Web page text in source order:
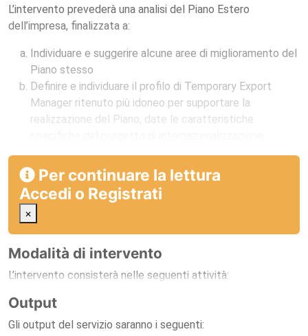
L’intervento prevederà una analisi del Piano Estero
dell’impresa, finalizzata a:
Individuare e suggerire alcune aree di miglioramento del
Piano stesso
Definire e individuare il profilo di Temporary Export
Manager ritenuto più idoneo per supportare la
realizzazione del Piano, date le caratteristiche
Per continuare la lettura
Accedi o Registrati
×
Modalità di intervento
L’intervento consisterà nelle seguenti attività:
Output
Gli output del servizio saranno i seguenti: